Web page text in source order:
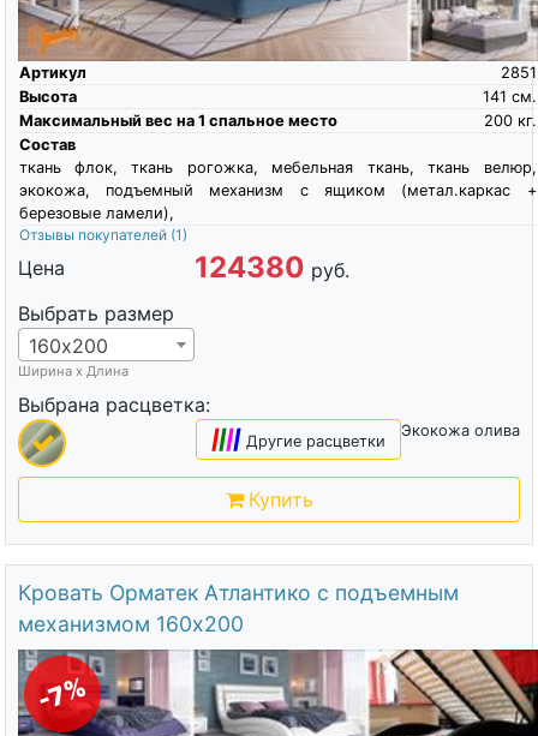
Артикул
2851
Высота
см.
141
Максимальный вес на 1 спальное место
кг.
200
Состав
ткань флок, ткань рогожка, мебельная ткань, ткань велюр,
экокожа, подъемный механизм с ящиком (метал.каркас +
березовые ламели),
Отзывы покупателей (1)
Цена 124380 руб.
Выбрать размер
160х200
Ширина х Длина
Выбрана расцветка:
Экокожа олива
|||| Другие расцветки
Купить
Кровать Орматек Атлантико с подъемным
механизмом 160х200
-7%